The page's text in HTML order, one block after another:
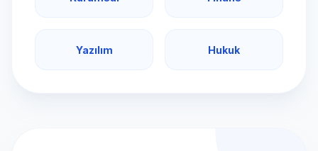
Yazılım Hukuk